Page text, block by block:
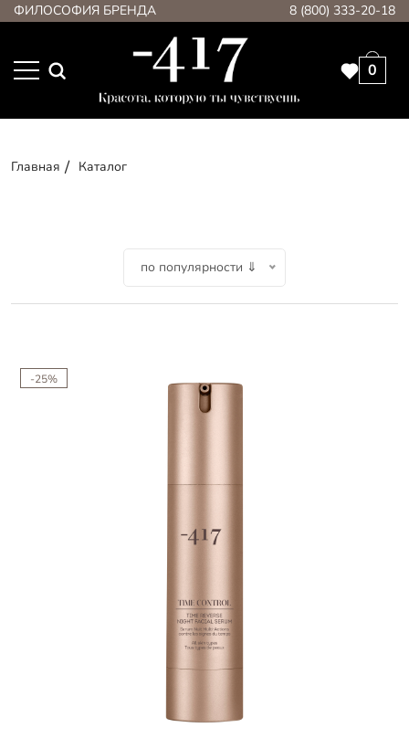
ФИЛОСОФИЯ БРЕНДА 8 (800) 333-20-18
0
Главная Каталог
по популярности ⇓
-25%